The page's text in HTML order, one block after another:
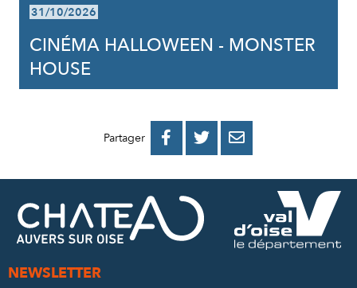
31/10/2026
CINÉMA HALLOWEEN - MONSTER
HOUSE
Partager 
PARTAGER
FACEBOOK
PARTAGER
PARTAGER
MAIL
NEWSLETTER